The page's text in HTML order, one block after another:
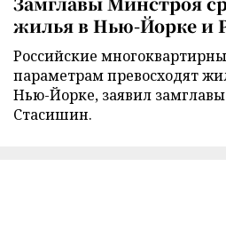
жилья в Нью-Йорке и
Российские
параметрам превосходят
Нью-Йорке, заявил
Стасишин.